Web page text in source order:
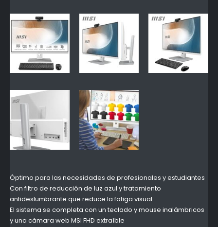
Óptimo para las necesidades de profesionales y estudiantes
Con filtro de reducción de luz azul y tratamiento
antideslumbrante que reduce la fatiga visual
El sistema se completa con un teclado y mouse inalámbricos
y una cámara web MSI FHD extraíble